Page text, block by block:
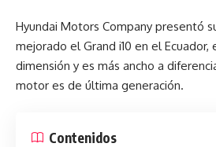
Hyundai Motors Company presentó
mejorado el Grand i10 en el
dimensión y es más ancho a
motor es de última generación.
Contenidos